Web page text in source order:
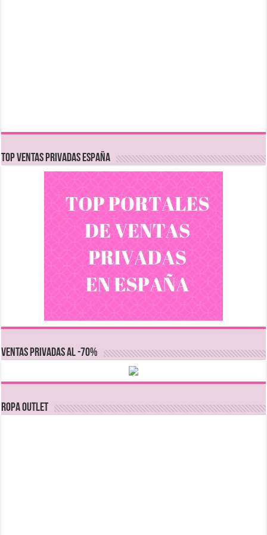
TOP VENTAS PRIVADAS ESPAÑA
VENTAS PRIVADAS AL -70%
Ropa Outlet